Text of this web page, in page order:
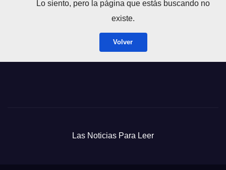
Lo siento, pero la página que estás buscando no
existe.
Volver
Las Noticias Para Leer